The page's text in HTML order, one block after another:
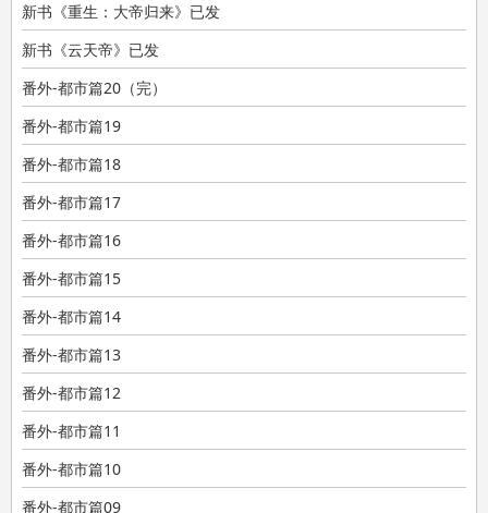
新书《重生：大帝归来》已发
新书《云天帝》已发
番外-都市篇20（完）
番外-都市篇19
番外-都市篇18
番外-都市篇17
番外-都市篇16
番外-都市篇15
番外-都市篇14
番外-都市篇13
番外-都市篇12
番外-都市篇11
番外-都市篇10
番外-都市篇09